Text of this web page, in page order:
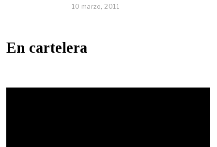
10 marzo, 2011
En cartelera